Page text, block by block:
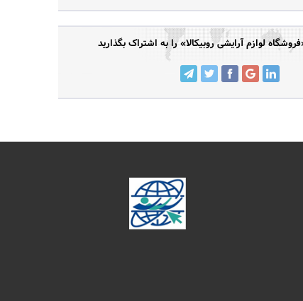
لوازم آرایشی روبیکالا» را به اشتراک بگذارید